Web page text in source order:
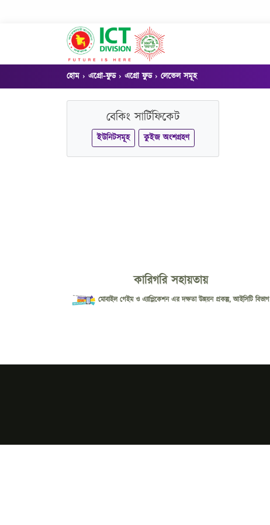
হোম এগ্রো-ফুড এগ্রো ফুড লেভেল সমূহ
বেকিং সার্টিফিকেট
ইউনিটসমূহ কুইজ অংশগ্রহণ
কারিগরি সহায়তায়
মোবাইল গেইম ও এ্যাপ্লিকেশন এর দক্ষতা উন্নয়ন প্রকল্প, আইসিটি বিভাগ